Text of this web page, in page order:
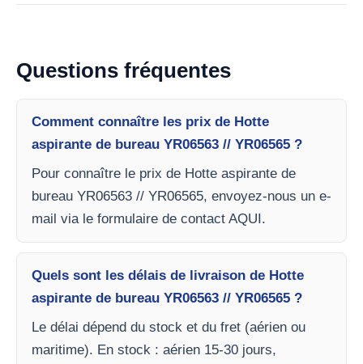
Questions fréquentes
Comment connaître les prix de Hotte
aspirante de bureau YR06563 // YR06565 ?
Pour connaître le prix de Hotte aspirante de
bureau YR06563 // YR06565, envoyez-nous un e-
mail via le formulaire de contact AQUI.
Quels sont les délais de livraison de Hotte
aspirante de bureau YR06563 // YR06565 ?
Le délai dépend du stock et du fret (aérien ou
maritime). En stock : aérien 15-30 jours,